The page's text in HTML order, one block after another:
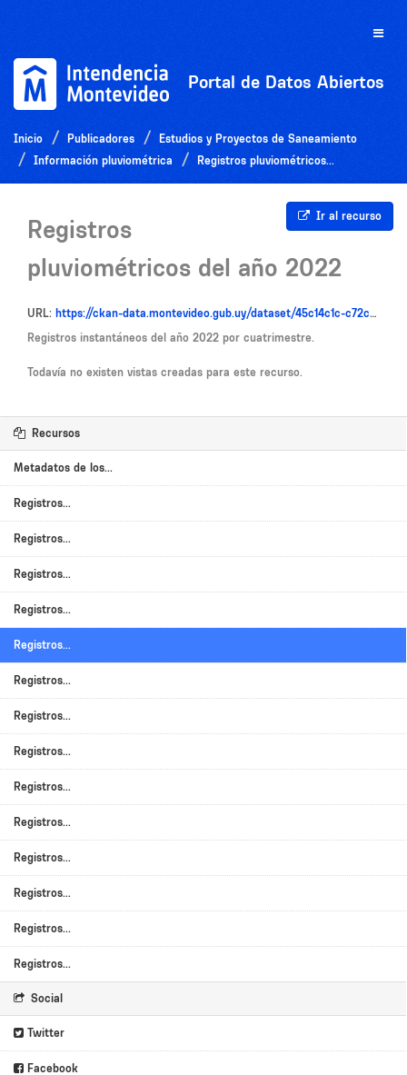
Toggle
Portal de Datos Abiertos
Inicio Publicadores
Estudios y Proyectos de Saneamiento
Información pluviométrica
Registros pluviométricos...
Ir al recurso
Registros
pluviométricos del año 2022
URL: https://ckan-data.montevideo.gub.uy/dataset/45c14c1c-c72c-46b6-9900-b2332ae94c8d/resource/2f222c86-c4cf-4c85-aeff-d940b3b886ab/download/pluviometros_2022.rar
Registros instantáneos del año 2022 por cuatrimestre.
Todavía no existen vistas creadas para este recurso.
Recursos
Metadatos de los...
Registros...
Registros...
Registros...
Registros...
Registros...
Registros...
Registros...
Registros...
Registros...
Registros...
Registros...
Registros...
Registros...
Registros...
Social
Twitter
Facebook